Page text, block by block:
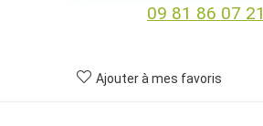
09 81 86 07 21
Ajouter à mes favoris